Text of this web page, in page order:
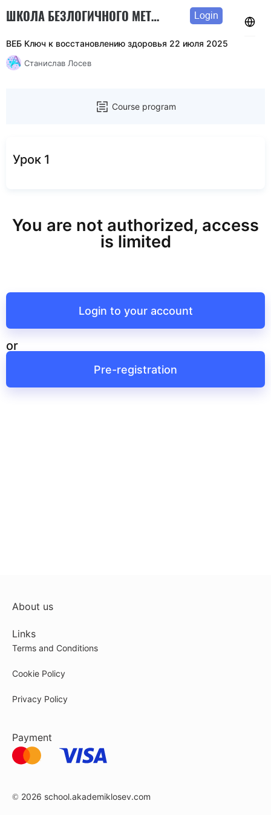
ШКОЛА БЕЗЛОГИЧНОГО МЕТОДА Login
ВЕБ Ключ к восстановлению здоровья 22 июля 2025
Станислав Лосев
Course program
Урок 1
You are not authorized, access
is limited
Login to your account
or
Pre-registration
About us
Links
Terms and Conditions
Cookie Policy
Privacy Policy
Payment
© 2026 school.akademiklosev.com